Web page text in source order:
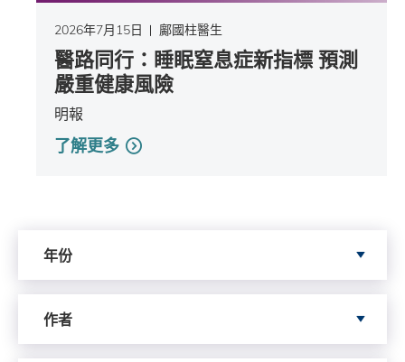
2026年7月15日 鄺國柱醫生
醫路同行：睡眠窒息症新指標 預測
嚴重健康風險
明報
了解更多
年份
作者